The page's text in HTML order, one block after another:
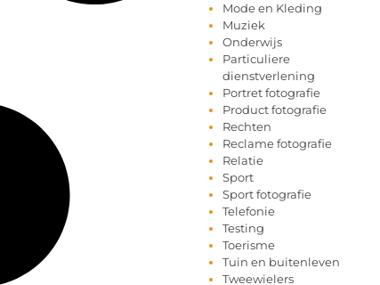
Mode en Kleding
Muziek
Onderwijs
Particuliere
dienstverlening
Portret fotografie
Product fotografie
Rechten
Reclame fotografie
Relatie
Sport
Sport fotografie
Telefonie
Testing
Toerisme
Tuin en buitenleven
Tweewielers